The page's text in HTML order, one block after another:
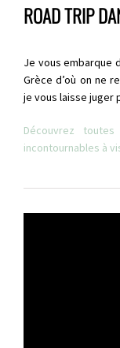
ROAD TRIP
Je vous embarque
Grèce d’où on ne
je vous laisse juger
Découvrez
incontournables à